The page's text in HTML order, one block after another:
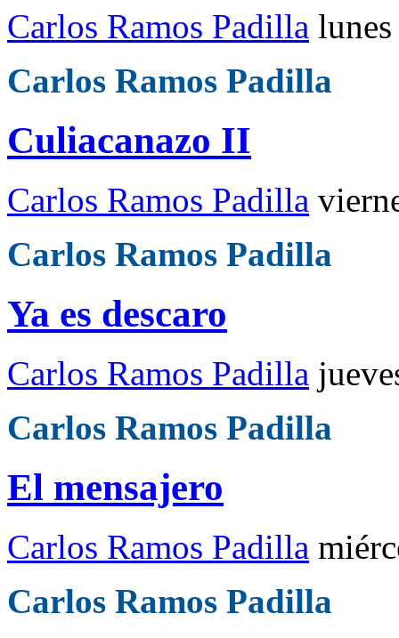
Carlos Ramos Padilla
Carlos Ramos Padilla
Culiacanazo II
Carlos Ramos Padilla
Carlos Ramos Padilla
Ya es descaro
Carlos Ramos Padilla
Carlos Ramos Padilla
El mensajero
Carlos Ramos Padilla
Carlos Ramos Padilla